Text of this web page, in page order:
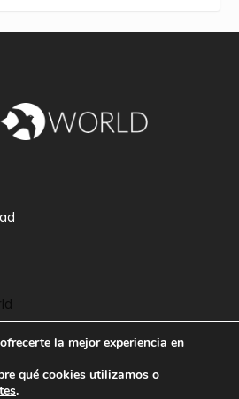
la mejor experiencia en
qué cookies utilizamos o
.